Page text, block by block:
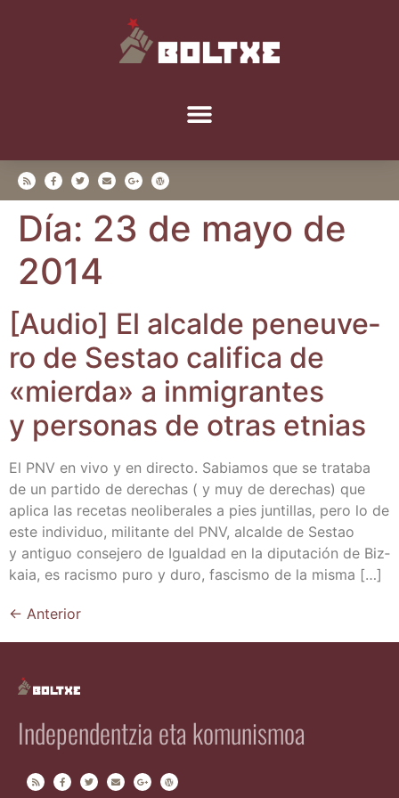
Día: 23 de mayo de
2014
[Audio] El alcal­de peneu­ve­
ro de Ses­tao cali­fi­ca de
«mier­da» a inmi­gran­tes
y per­so­nas de otras etnias
El PNV en vivo y en direc­to. Sabia­mos que se tra­ta­ba
de un par­ti­do de dere­chas ( y muy de dere­chas) que
apli­ca las rece­tas neo­li­be­ra­les a pies jun­ti­llas, pero lo de
este indi­vi­duo, mili­tan­te del PNV, alcal­de de Ses­tao
y anti­guo con­se­je­ro de Igual­dad en la dipu­tación de Biz­
kaia, es racis­mo puro y duro, fas­cis­mo de la misma […]
← Anterior
Independentzia eta komunismoa